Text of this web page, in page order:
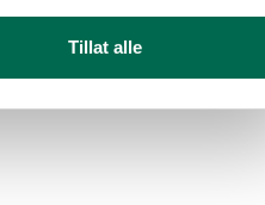
Tillat alle